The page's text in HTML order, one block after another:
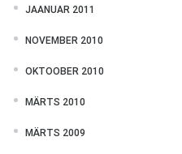
JAANUAR 2011
NOVEMBER 2010
OKTOOBER 2010
MÄRTS 2010
MÄRTS 2009